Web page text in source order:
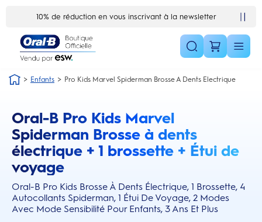
10% de réduction en vous inscrivant à la newsletter
Enfants Pro Kids Marvel Spiderman Brosse A Dents Electrique
Oral-B Pro Kids Marvel
Spiderman Brosse à dents
électrique + 1 brossette + Étui de
voyage
Oral-B Pro Kids Brosse À Dents Électrique, 1 Brossette, 4
Autocollants Spiderman, 1 Étui De Voyage, 2 Modes
Avec Mode Sensibilité Pour Enfants, 3 Ans Et Plus
this action will scroll you to the reviews section